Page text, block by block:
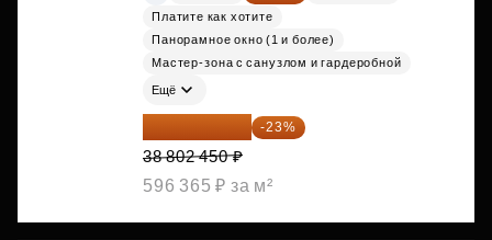
Платите как хотите
Панорамное окно (1 и более)
Мастер-зона с санузлом и гардеробной
Ещё
29 877 887 ₽ -23%
38 802 450 ₽
596 365 ₽ за м²